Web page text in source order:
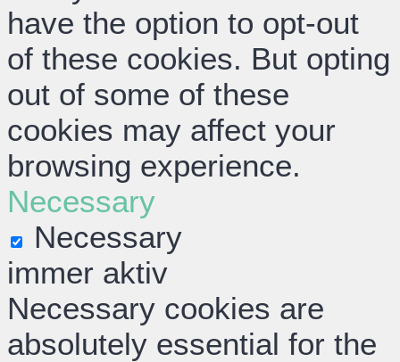
have the option to opt-out
of these cookies. But opting
out of some of these
cookies may affect your
browsing experience.
Necessary
Necessary
immer aktiv
Necessary cookies are
absolutely essential for the